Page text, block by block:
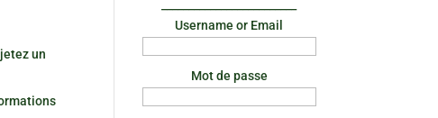
un
Username or Email
Mot de passe